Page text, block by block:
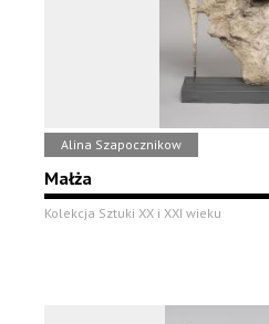
Alina Szapocznikow
Małża
Kolekcja Sztuki XX i XXI wieku